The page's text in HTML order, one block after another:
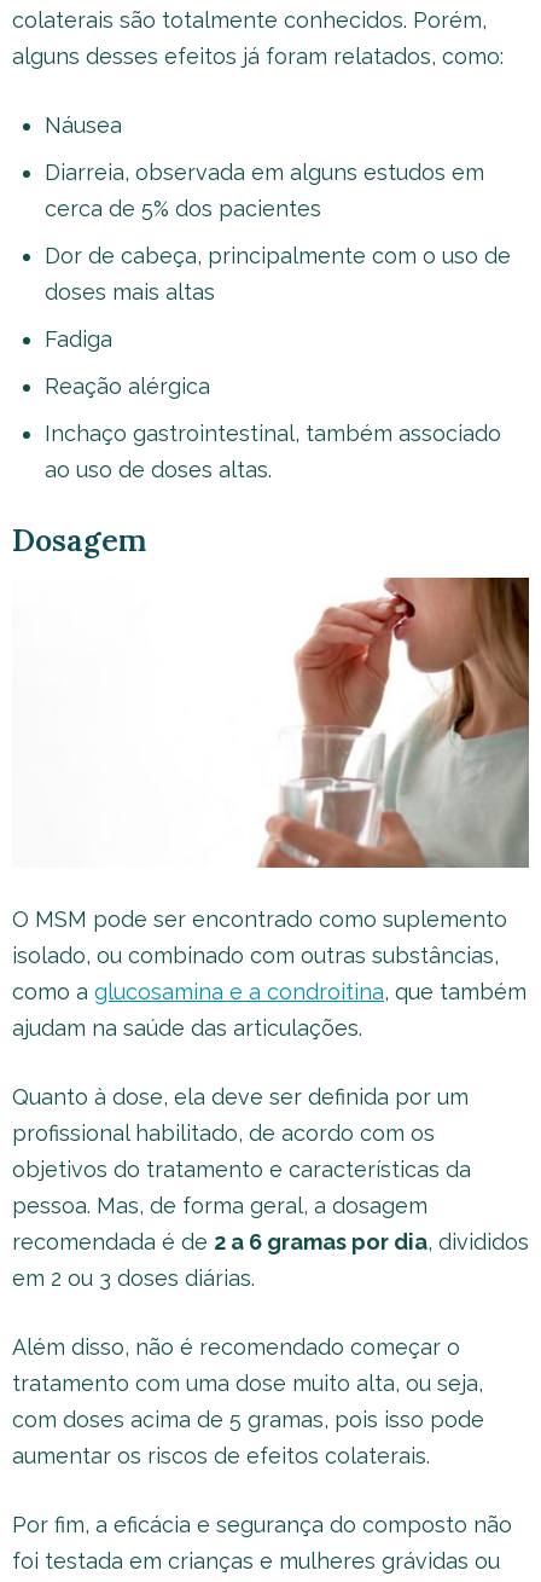
colaterais são totalmente conhecidos. Porém,
alguns desses efeitos já foram relatados, como:
Náusea
Diarreia, observada em alguns estudos em
cerca de 5% dos pacientes
Dor de cabeça, principalmente com o uso de
doses mais altas
Fadiga
Reação alérgica
Inchaço gastrointestinal, também associado
ao uso de doses altas.
Dosagem
O MSM pode ser encontrado como suplemento
isolado, ou combinado com outras substâncias,
como a glucosamina e a condroitina, que também
ajudam na saúde das articulações.
Quanto à dose, ela deve ser definida por um
profissional habilitado, de acordo com os
objetivos do tratamento e características da
pessoa. Mas, de forma geral, a dosagem
recomendada é de 2 a 6 gramas por dia, divididos
em 2 ou 3 doses diárias.
Além disso, não é recomendado começar o
tratamento com uma dose muito alta, ou seja,
com doses acima de 5 gramas, pois isso pode
aumentar os riscos de efeitos colaterais.
Por fim, a eficácia e segurança do composto não
foi testada em crianças e mulheres grávidas ou